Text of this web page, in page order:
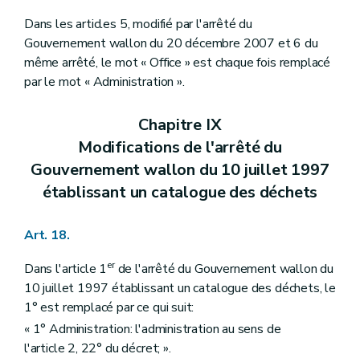
Dans les articles 5, modifié par l'arrêté du
Gouvernement wallon du 20 décembre 2007 et 6 du
même arrêté, le mot « Office » est chaque fois remplacé
par le mot « Administration ».
Chapitre IX
Modifications de l'arrêté du
Gouvernement wallon du 10 juillet 1997
établissant un catalogue des déchets
Art. 18.
Dans l'article 1erde l'arrêté du Gouvernement wallon du
10 juillet 1997 établissant un catalogue des déchets, le
1° est remplacé par ce qui suit:
« 1° Administration: l'administration au sens de
l'article 2, 22° du décret; ».